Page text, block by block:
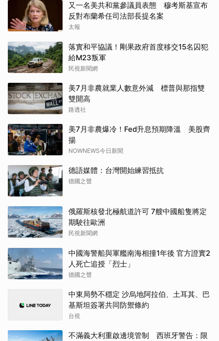
又一名美共和黨參議員表態 穆考斯基宣布
反對布蘭希任司法部長提名案
太報
落實和平協議！剛果政府首度移交15名囚犯
給M23叛軍
民視新聞網
美7月非農就業人數意外減 標普與那指雙
雙開高
路透社
美7月非農爆冷！Fed升息預期降溫 美股齊
揚
NOWNEWS今日新聞
德語媒體：台灣開始練習抵抗
德國之聲
俄羅斯核發北極航道許可 7艘中國船隻將定
期駛往歐洲
民視新聞網
中國海警船與軍艦南海相撞1年後 官方證實2
人死亡追授「烈士」
德國之聲
中東局勢不穩定 沙烏地阿拉伯、土耳其、巴
基斯坦簽署共同防禦條約
台視
不滿義大利重啟邊境管制 西班牙警告：限